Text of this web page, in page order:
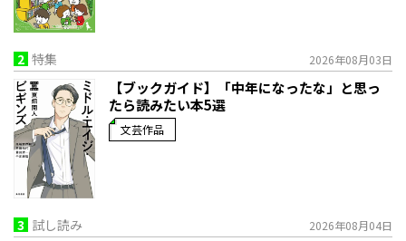
2 特集 2026年08月03日
【ブックガイド】「中年になったな」と思っ
たら読みたい本5選
文芸作品
3 試し読み 2026年08月04日